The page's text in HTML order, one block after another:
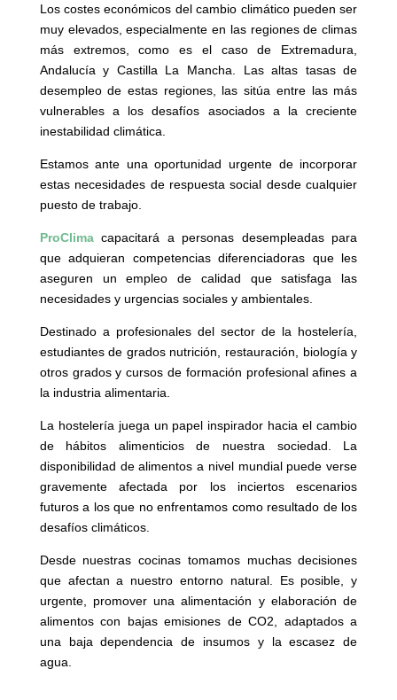
Los costes económicos del cambio climático pueden ser
muy elevados, especialmente en las regiones de climas
más extremos, como es el caso de Extremadura,
Andalucía y Castilla La Mancha. Las altas tasas de
desempleo de estas regiones, las sitúa entre las más
vulnerables a los desafíos asociados a la creciente
inestabilidad climática.
Estamos ante una oportunidad urgente de incorporar
estas necesidades de respuesta social desde cualquier
puesto de trabajo.
ProClimacapacitará a personas desempleadas para
que adquieran competencias diferenciadoras que les
aseguren un empleo de calidad que satisfaga las
necesidades y urgencias sociales y ambientales.
Destinado a profesionales del sector de la hostelería,
estudiantes de grados nutrición, restauración, biología y
otros grados y cursos de formación profesional afines a
la industria alimentaria.
La hostelería juega un papel inspirador hacia el cambio
de hábitos alimenticios de nuestra sociedad. La
disponibilidad de alimentos a nivel mundial puede verse
gravemente afectada por los inciertos escenarios
futuros a los que no enfrentamos como resultado de los
desafíos climáticos.
Desde nuestras cocinas tomamos muchas decisiones
que afectan a nuestro entorno natural. Es posible, y
urgente, promover una alimentación y elaboración de
alimentos con bajas emisiones de CO2, adaptados a
una baja dependencia de insumos y la escasez de
agua.